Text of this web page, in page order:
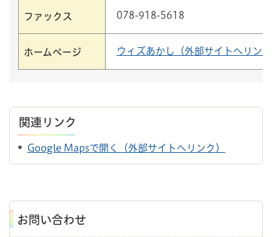
ファックス 078-918-5618
ホームページ ウィズあかし（外部サイトへリン
関連リンク
Google Mapsで開く（外部サイトへリンク）
お問い合わせ